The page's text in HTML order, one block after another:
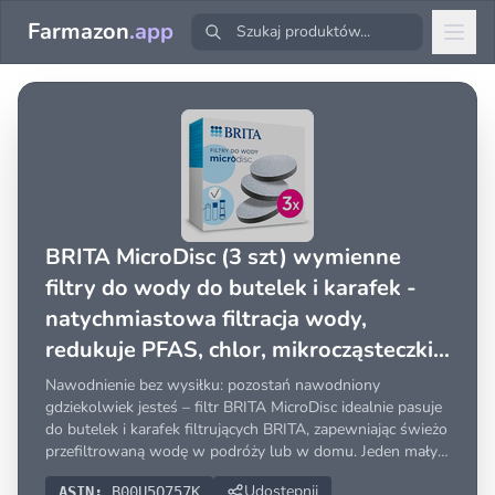
Farmazon.app
BRITA MicroDisc (3 szt) wymienne
filtry do wody do butelek i karafek -
natychmiastowa filtracja wody,
redukuje PFAS, chlor, mikrocząsteczki i
inne zanieczyszczenia
Nawodnienie bez wysiłku: pozostań nawodniony
gdziekolwiek jesteś – filtr BRITA MicroDisc idealnie pasuje
do butelek i karafek filtrujących BRITA, zapewniając świeżo
przefiltrowaną wodę w podróży lub w domu. Jeden mały
dysk, dużo smacznej wody: skutecznie redukuje